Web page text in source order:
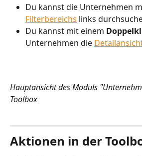
Du kannst die Unternehmen
Filterbereichs links
Du kannst mit einem
Unternehmen die
Hauptansicht des Moduls
Toolbox
Aktionen in der